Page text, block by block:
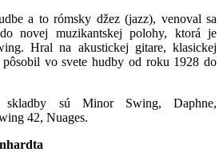
a to rómsky džez (jazz), venoval sa
novej muzikantskej polohy, ktorá je
Hral na akustickej gitare, klasickej
vo svete hudby od roku 1928 do
skladby sú Minor Swing, Daphne,
42, Nuages.